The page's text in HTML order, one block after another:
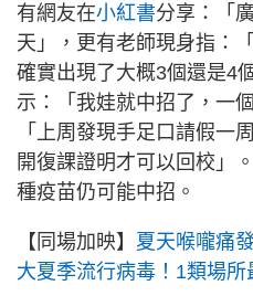
有網友在小紅書分享：「
天」，更有老師現身指：
確實出現了大概3個還是4
示：「我娃就中招了，一
「上周發現手足口請假一
開復課證明才可以回校」
種疫苗仍可能中招。
【同場加映】 夏天喉嚨痛
大夏季流行病毒！1類場